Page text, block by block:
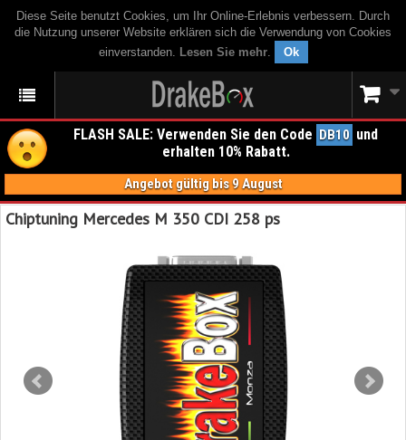
Diese Seite benutzt Cookies, um Ihr Online-Erlebnis verbessern. Durch
die Nutzung unserer Website erklären sich die Verwendung von Cookies
einverstanden. Lesen Sie mehr. Ok
FLASH SALE: Verwenden Sie den Code DB10 und
erhalten 10% Rabatt.
Angebot gültig bis 9 August
Chiptuning Mercedes M 350 CDI 258 ps